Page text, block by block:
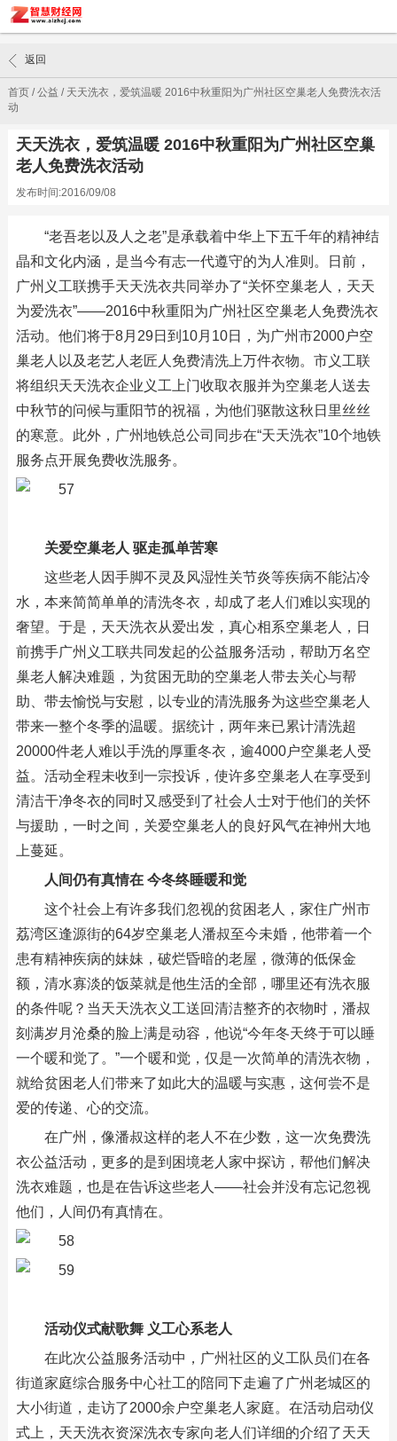
首页/公益 / 天天洗衣，爱筑温暖 2016中秋重阳为广州社区空巢老人免费洗衣活
动
返回
天天洗衣，爱筑温暖 2016中秋重阳为广州社区空巢
老人免费洗衣活动
发布时间:2016/09/08
“老吾老以及人之老”是承载着中华上下五千年的精神结
晶和文化内涵，是当今有志一代遵守的为人准则。日前，
广州义工联携手天天洗衣共同举办了“关怀空巢老人，天天
为爱洗衣”——2016中秋重阳为广州社区空巢老人免费洗衣
活动。他们将于8月29日到10月10日，为广州市2000户空
巢老人以及老艺人老匠人免费清洗上万件衣物。市义工联
将组织天天洗衣企业义工上门收取衣服并为空巢老人送去
中秋节的问候与重阳节的祝福，为他们驱散这秋日里丝丝
的寒意。此外，广州地铁总公司同步在“天天洗衣”10个地铁
服务点开展免费收洗服务。
关爱空巢老人 驱走孤单苦寒
这些老人因手脚不灵及风湿性关节炎等疾病不能沾冷
水，本来简简单单的清洗冬衣，却成了老人们难以实现的
奢望。于是，天天洗衣从爱出发，真心相系空巢老人，日
前携手广州义工联共同发起的公益服务活动，帮助万名空
巢老人解决难题，为贫困无助的空巢老人带去关心与帮
助、带去愉悦与安慰，以专业的清洗服务为这些空巢老人
带来一整个冬季的温暖。据统计，两年来已累计清洗超
20000件老人难以手洗的厚重冬衣，逾4000户空巢老人受
益。活动全程未收到一宗投诉，使许多空巢老人在享受到
清洁干净冬衣的同时又感受到了社会人士对于他们的关怀
与援助，一时之间，关爱空巢老人的良好风气在神州大地
上蔓延。
人间仍有真情在 今冬终睡暖和觉
这个社会上有许多我们忽视的贫困老人，家住广州市
荔湾区逢源街的64岁空巢老人潘叔至今未婚，他带着一个
患有精神疾病的妹妹，破烂昏暗的老屋，微薄的低保金
额，清水寡淡的饭菜就是他生活的全部，哪里还有洗衣服
的条件呢？当天天洗衣义工送回清洁整齐的衣物时，潘叔
刻满岁月沧桑的脸上满是动容，他说“今年冬天终于可以睡
一个暖和觉了。”一个暖和觉，仅是一次简单的清洗衣物，
就给贫困老人们带来了如此大的温暖与实惠，这何尝不是
爱的传递、心的交流。
在广州，像潘叔这样的老人不在少数，这一次免费洗
衣公益活动，更多的是到困境老人家中探访，帮他们解决
洗衣难题，也是在告诉这些老人——社会并没有忘记忽视
他们，人间仍有真情在。
活动仪式献歌舞 义工心系老人
在此次公益服务活动中，广州社区的义工队员们在各
街道家庭综合服务中心社工的陪同下走遍了广州老城区的
大小街道，走访了2000余户空巢老人家庭。在活动启动仪
式上，天天洗衣资深洗衣专家向老人们详细的介绍了天天